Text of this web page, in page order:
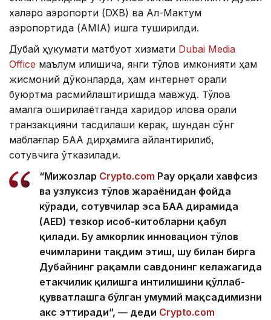
халқаро аэропорти (DXB) ва Ал-Мактум
аэропортида (AMIA) ишга туширилди.
Дубай ҳукумати матбуот хизмати Dubai Media
Office маълум қилишича, янги тўлов имконияти ҳам
жисмоний дўконларда, ҳам интернет орқали
буюртма расмийлаштиришда мавжуд. Тўлов
амалга оширилаётганда харидор илова орқали
транзакцияни тасдиқлаши керак, шундан сўнг
маблағлар БАА дирҳамига айлантирилиб,
сотувчига ўтказилади.
“Мижозлар Crypto.com Pay орқали хавфсиз
ва узлуксиз тўлов жараёнидан фойда
кўради, сотувчилар эса БАА дирҳамида
(AED) тезкор ҳисоб-китобларни қабул
қилади. Бу ҳамкорлик инновацион тўлов
ечимларини тақдим этиш, шу билан бирга
Дубайнинг рақамли савдонинг келажагида
етакчилик қилишга интилишини қўллаб-
қувватлашга бўлган умумий мақсадимизни
акс эттиради”, — деди Crypto.com